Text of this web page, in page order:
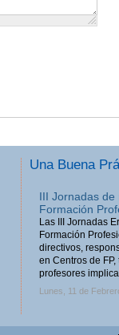
Una Buena
III Jornadas
Formación
Las III Jornadas
Formación
directivos,
en Centros de
profesores
Lunes, 11 de